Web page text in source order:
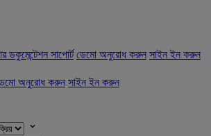
ডকুমেন্টেশন সাপোর্ট ডেমো অনুরোধ করুন সাইন ইন করুন
অনুরোধ করুন সাইন ইন করুন